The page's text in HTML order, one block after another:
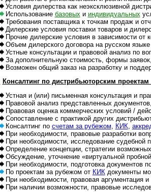
Условия дилерства как неэксклюзивной
Использование базовых и индивидуальных
Требования поставщика к точкам продаж и
Дилерские условия поставки товаров и
Прочие дилерские условия в зависимости от
Объем дилерского договора на русском
Устные консультации и правовой анализ по
За дополнительную стоимость, формы
Возможен общий заказ на разработку и
Консалтинг по дистрибьюторским
Устная и (или) письменная консультация и
Правовой анализ представленных
Правовая оценка коммерческих условий /
Сопоставление с практикой других
Консалтинг по счетам за рубежом, КИК,
При необходимости, правовые разработки
При необходимости, исследование судебной
Определение концепции, стратегии
Обсуждение, уточнение «виртуальной
При необходимости, подготовка документов
По проектам за рубежом от КИКдоку­менты
При необходимости, правовая аргументация
При наличии возможности, правовые